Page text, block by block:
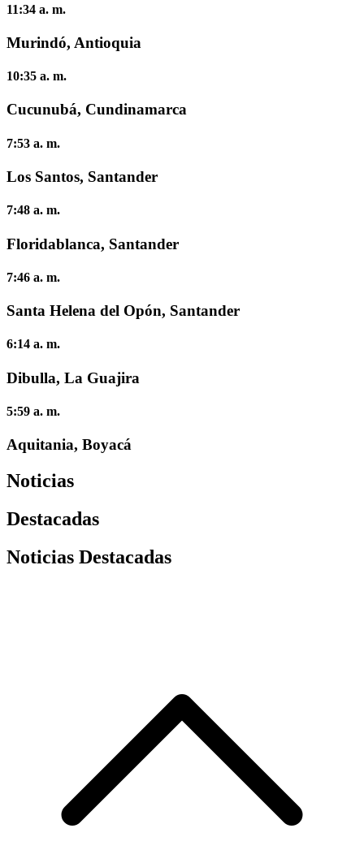
11:34 a. m.
Murindó, Antioquia
10:35 a. m.
Cucunubá, Cundinamarca
7:53 a. m.
Los Santos, Santander
7:48 a. m.
Floridablanca, Santander
7:46 a. m.
Santa Helena del Opón, Santander
6:14 a. m.
Dibulla, La Guajira
5:59 a. m.
Aquitania, Boyacá
Noticias
Destacadas
Noticias Destacadas